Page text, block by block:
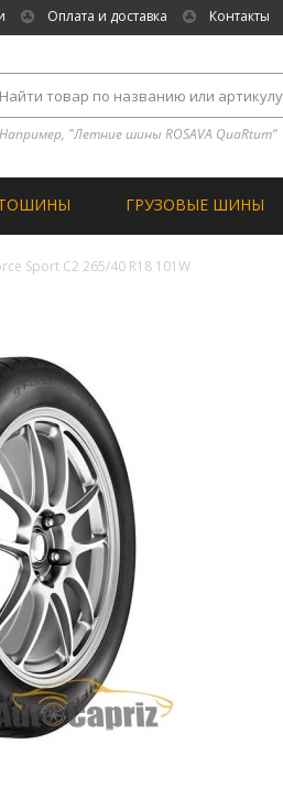
Оплата и доставка Контакты
Например, "Летние шины ROSAVA QuaRtum”
ГРУЗОВЫЕ ШИНЫ
Sport C2 265/40 R18 101W